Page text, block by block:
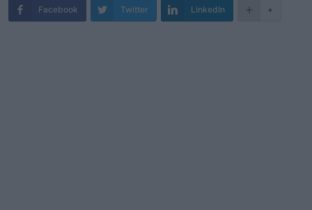
Facebook Twitter LinkedIn +